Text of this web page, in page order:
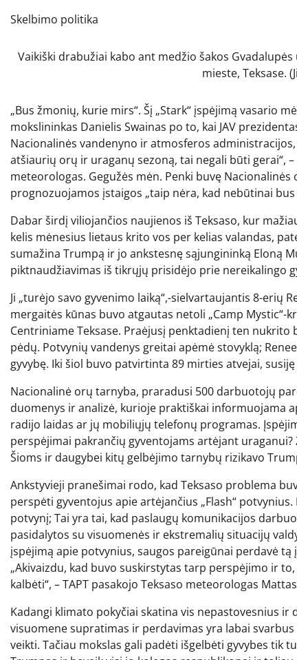
Skelbimo politika
Vaikiški drabužiai kabo ant medžio šakos
mieste, Teksase.
„Bus žmonių, kurie mirs“. Šį „Stark“ įspėjimą vasario mėnesį paskelbė Kalifornijos universiteto Los Andželo klimato
mokslininkas Danielis Swainas po to, kai JAV
Nacionalinės vandenyno ir atmosferos
atšiaurių orų ir uraganų sezoną, tai negali būti gerai“,
meteorologas. Gegužės mėn. Penki buvę
prognozuojamos įstaigos „taip nėra, kad nebūtinai bus
Dabar širdį viliojančios naujienos iš Teksaso, kur
kelis mėnesius lietaus krito vos per kelias valandas,
sumažina Trumpą ir jo ankstesnę sąjungininką Eloną
piktnaudžiavimas iš tikrųjų prisidėjo prie nereikalingo
Ji „turėjo savo gyvenimo laiką“,-sielvartaujantis 8-erių
mergaitės kūnas buvo atgautas netoli „Camp
Centriniame Teksase. Praėjusį penktadienį ten
pėdų. Potvynių vandenys greitai apėmė stovyklą;
gyvybę. Iki šiol buvo patvirtinta 89 mirties atvejai,
Nacionalinė orų tarnyba, praradusi 500 darbuotojų
duomenys ir analizė, kurioje praktiškai informuojama
radijo laidas ar jų mobiliųjų telefonų programas.
perspėjimai pakrančių gyventojams artėjant
Šioms ir daugybei kitų gelbėjimo tarnybų rizikavo
Ankstyvieji pranešimai rodo, kad Teksaso problema
perspėti gyventojus apie artėjančius „Flash“
potvynį; Tai yra tai, kad paslaugų komunikacijos
pasidalytos su visuomenės ir ekstremalių situacijų
įspėjimą apie potvynius, saugos pareigūnai perdavė
„Akivaizdu, kad buvo suskirstytas tarp perspėjimo ir
kalbėti“, – TAPT pasakojo Teksaso meteorologas
Kadangi klimato pokyčiai skatina vis nepastovesnius
visuomene supratimas ir perdavimas yra labai
veikti. Tačiau mokslas gali padėti išgelbėti gyvybes tik